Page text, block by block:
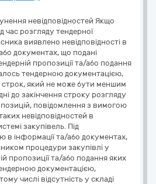
невідповідностей Якщо
час розгляду тендерної
виявлено невідповідності в
документах, що подані
пропозиції та/або подання
тендерною документацією,
строк, який не може бути меншим
до закінчення строку розгляду
повідомлення з вимогою
невідповідностей в
закупівель. Під
в інформації та/або документах,
процедури закупівлі у
пропозиції та/або подання яких
документацією,
числі відсутність у складі